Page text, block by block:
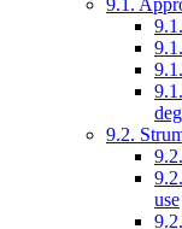
9.1.
9.2.
use